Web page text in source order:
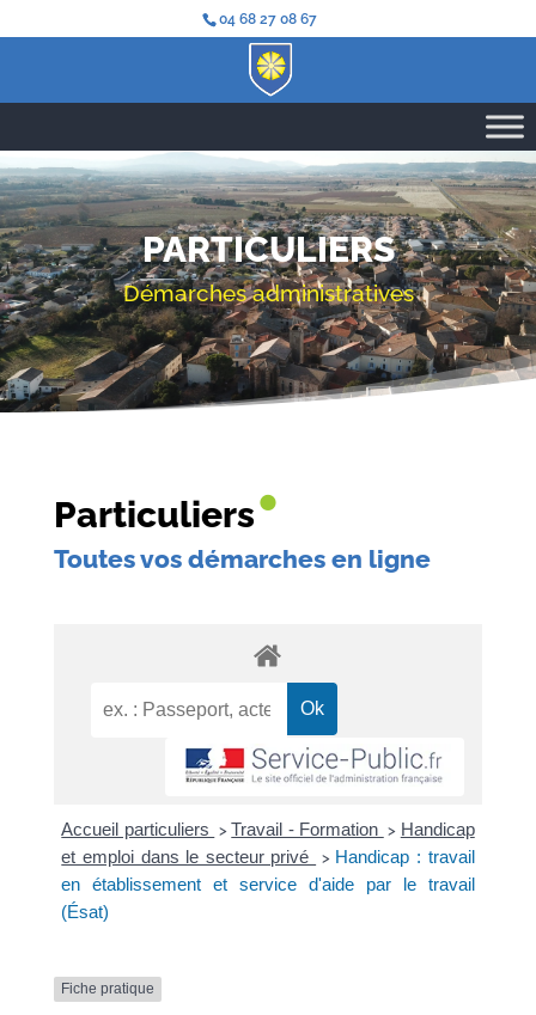
04 68 27 08 67
PARTICULIERS
Démarches administratives
Particuliers•
Toutes vos démarches en ligne
Accueil particuliers > Travail - Formation > Handicap
et emploi dans le secteur privé
> Handicap : travail
en établissement et service d'aide par le travail
(Ésat)
Fiche pratique